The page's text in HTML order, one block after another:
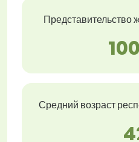
Представительство
Средний возраст